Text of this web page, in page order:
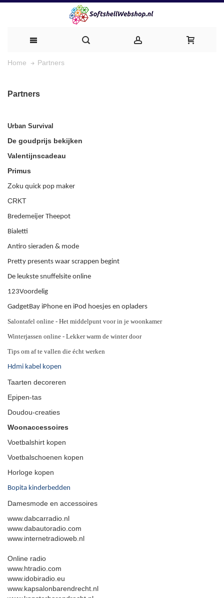
Home Partners
Partners
Urban Survival
De goudprijs bekijken
Valentijnscadeau
Primus
Zoku quick pop maker
CRKT
Bredemeijer Theepot
Bialetti
Antiro sieraden & mode
Pretty presents waar scrappen begint
De leukste snuffelsite online
123Voordelig
GadgetBay iPhone en iPod hoesjes en opladers
Salontafel online - Het middelpunt voor in je woonkamer
Winterjassen online - Lekker warm de winter door
Tips om af te vallen die écht werken
Hdmi kabel kopen
Taarten decoreren
Epipen-tas
Doudou-creaties
Woonaccessoires
Voetbalshirt kopen
Voetbalschoenen kopen
Horloge kopen
Bopita kinderbedden
Damesmode en accessoires
www.dabcarradio.nl
www.dabautoradio.com
www.internetradioweb.nl
Online radio
www.htradio.com
www.idobiradio.eu
www.kapsalonbarendrecht.nl